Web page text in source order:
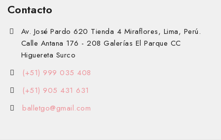
Contacto
Av. José Pardo 620 Tienda 4 Miraflores, Lima, Perú.
Calle Antana 176 - 208 Galerías El Parque CC
Higuereta Surco
(+51) 999 035 408
(+51) 905 431 631
balletgo@gmail.com